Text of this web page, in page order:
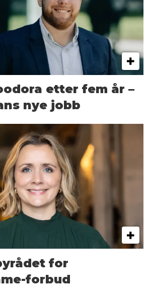
etter fem år –
nye jobb
for
forbud